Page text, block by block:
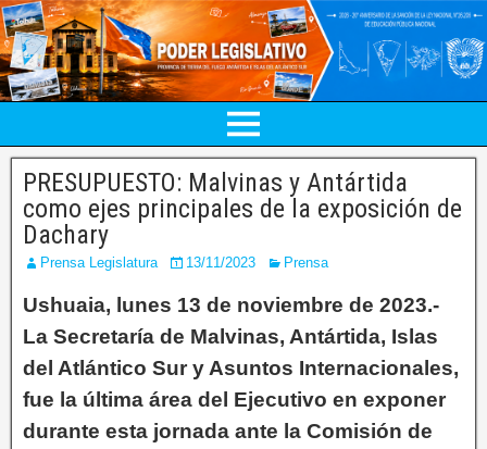
PRESUPUESTO: Malvinas y Antártida
como ejes principales de la exposición de
Dachary
Prensa Legislatura 13/11/2023 Prensa
Ushuaia, lunes 13 de noviembre de 2023.-
La Secretaría de Malvinas, Antártida, Islas
del Atlántico Sur y Asuntos Internacionales,
fue la última área del Ejecutivo en exponer
durante esta jornada ante la Comisión de